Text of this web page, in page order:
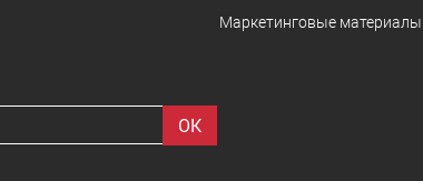
Маркетинговые материалы